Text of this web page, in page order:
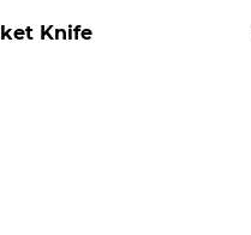
Knife